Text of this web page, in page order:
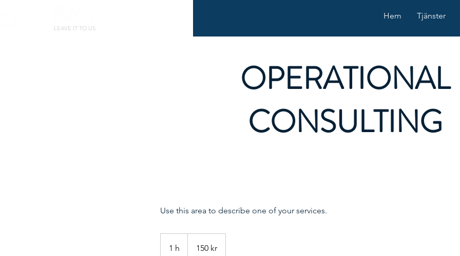
LEAVE IT TO US
Hem Tjänster
OPERATIONAL
CONSULTING
Use this area to describe one of your services.
1 h
kronor150 kr